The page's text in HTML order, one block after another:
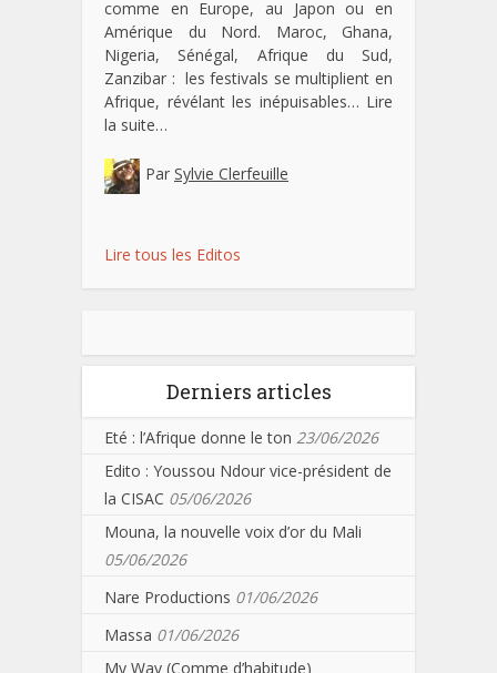
comme en Europe, au Japon ou en
Amérique du Nord. Maroc, Ghana,
Nigeria, Sénégal, Afrique du Sud,
Zanzibar : les festivals se multiplient en
Afrique, révélant les inépuisables… Lire
la suite…
Par Sylvie Clerfeuille
Lire tous les Editos
Derniers articles
Eté : l’Afrique donne le ton 23/06/2026
Edito : Youssou Ndour vice-président de
la CISAC 05/06/2026
Mouna, la nouvelle voix d’or du Mali
05/06/2026
Nare Productions 01/06/2026
Massa 01/06/2026
My Way (Comme d’habitude)